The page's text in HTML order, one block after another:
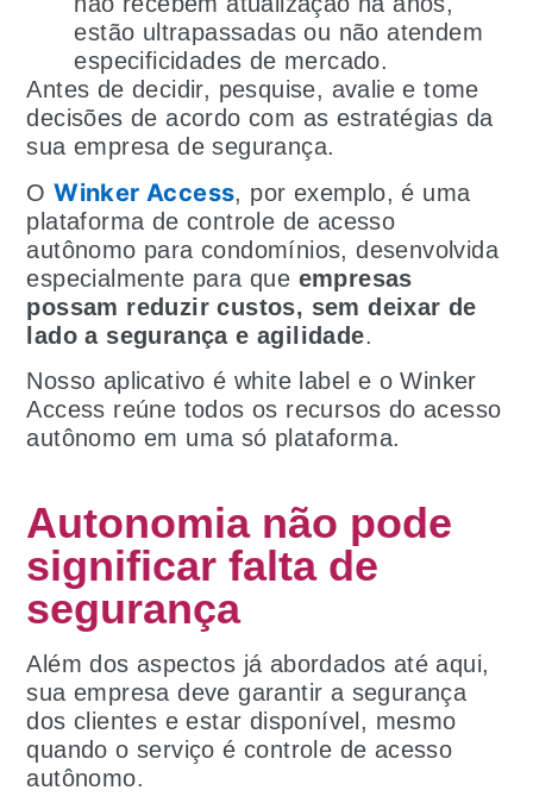
estão ultrapassadas ou não atendem
especificidades de mercado.
Antes de decidir, pesquise, avalie e tome
decisões de acordo com as estratégias da
sua empresa de segurança.
OWinker Access, por exemplo, é uma
plataforma de controle de acesso
autônomo para condomínios, desenvolvida
especialmente para que empresas
possam reduzir custos, sem deixar de
lado a segurança e agilidade.
Nosso aplicativo é white label e o Winker
Access reúne todos os recursos do acesso
autônomo em uma só plataforma.
Autonomia não pode
significar falta de
segurança
Além dos aspectos já abordados até aqui,
sua empresa deve garantir a segurança
dos clientes e estar disponível, mesmo
quando o serviço é controle de acesso
autônomo.